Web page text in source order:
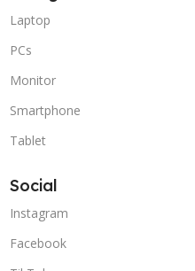
Laptop
PCs
Monitor
Smartphone
Tablet
Social
Instagram
Facebook